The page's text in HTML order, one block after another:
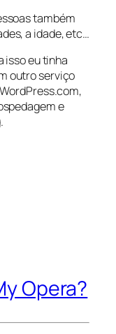
também
a idade, etc…
isso eu tinha
outro serviço
e
Opera?